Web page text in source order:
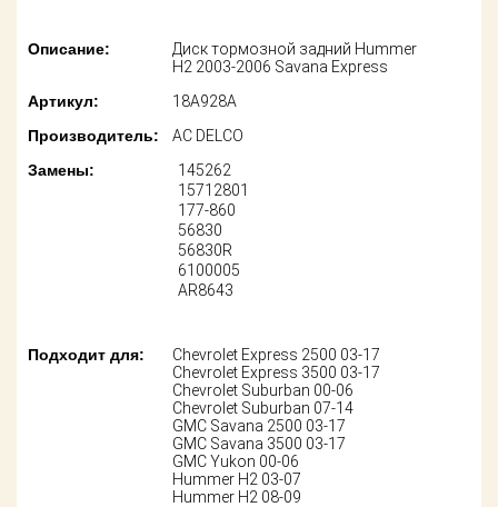
Контакты
Поставщикам
Описание:
Диск тормозной задний Hummer
H2 2003-2006 Savana Express
Артикул:
18A928A
Производитель:
AC DELCO
Замены:
145262
15712801
177-860
56830
56830R
6100005
AR8643
Подходит для:
Chevrolet Express 2500 03-17
Chevrolet Express 3500 03-17
Chevrolet Suburban 00-06
Chevrolet Suburban 07-14
GMC Savana 2500 03-17
GMC Savana 3500 03-17
GMC Yukon 00-06
Hummer H2 03-07
Hummer H2 08-09